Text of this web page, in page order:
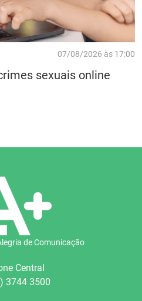
07/08/2026 às 17:00
sexuais online
de Comunicação
Central
3744 3500